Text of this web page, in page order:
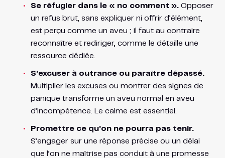
Se réfugier dans le « no comment ».Opposer
un refus brut, sans expliquer ni offrir d’élément,
est perçu comme un aveu ; il faut au contraire
reconnaître et rediriger, comme le détaille une
ressource dédiée.
S’excuser à outrance ou paraître dépassé.
Multiplier les excuses ou montrer des signes de
panique transforme un aveu normal en aveu
d’incompétence. Le calme est essentiel.
Promettre ce qu’on ne pourra pas tenir.
S’engager sur une réponse précise ou un délai
que l’on ne maîtrise pas conduit à une promesse